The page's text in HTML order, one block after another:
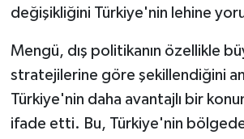
değişikliğini Türkiye'nin lehine
Mengü, dış politikanın özellikle
stratejilerine göre şekillendiğini
Türkiye'nin daha avantajlı bir
ifade etti. Bu, Türkiye'nin